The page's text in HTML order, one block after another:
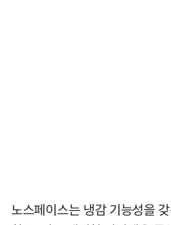
노스페이스는 냉감 기능성을